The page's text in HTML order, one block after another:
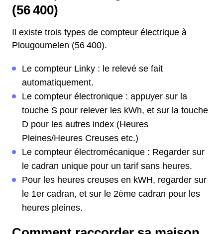
(56 400)
Il existe trois types de compteur électrique à
Plougoumelen (56 400).
Le compteur Linky : le relevé se fait
automatiquement.
Le compteur électronique : appuyer sur la
touche S pour relever les kWh, et sur la touche
D pour les autres index (Heures
Pleines/Heures Creuses etc.)
Le compteur électromécanique : Regarder sur
le cadran unique pour un tarif sans heures.
Pour les heures creuses en kWH, regarder sur
le 1er cadran, et sur le 2ème cadran pour les
heures pleines.